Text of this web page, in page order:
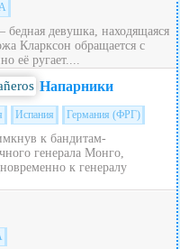
девушка, находящаяся
Кларксон обращается с
её ругает....
Напарники
Испания Германия (ФРГ)
к бандитам-
генерала Монго,
к генералу